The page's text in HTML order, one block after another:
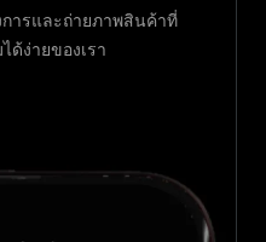
ารและถ่ายภาพสินค้าที่
ง่ายของเรา